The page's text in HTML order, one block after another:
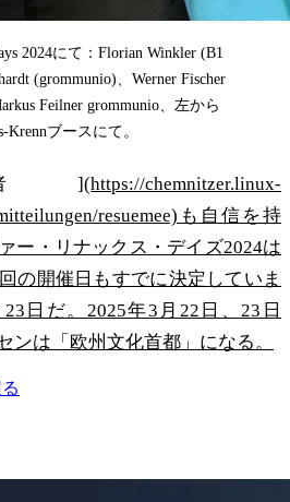
2024にて：Florian Winkler (B1
(grommunio)、Werner Fischer
Feilner grommunio、左から
Krennブースにて。
](https://chemnitzer.linux-
resuemee)も自信を持
ー・リナックス・デイズ2024は
の開催日もすでに決定していま
日だ。2025年3月22日、23日
ンは「欧州文化首都」になる。